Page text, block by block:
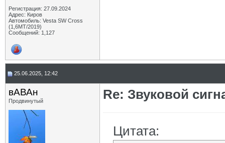
Регистрация: 27.09.2024
Адрес: Киров
Автомобиль: Vesta SW Cross
(1,6МТ/2019)
Сообщений: 1,127
25.06.2025, 12:42
вАВАн
Продвинутый Re: Звуковой
Цитата: